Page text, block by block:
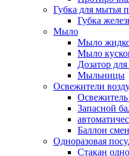
Губка для мытья
Губка
Мыло
Мыло
Мыло
Дозатор
Мыльницы
Освежители
Освежитель
Запасной
Баллон
Одноразовая
Стакан